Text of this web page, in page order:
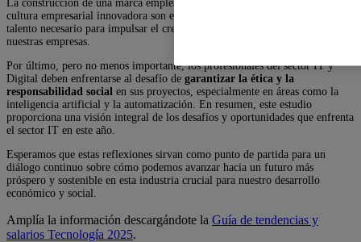
La construcción de una marca empleadora sólida y el fomento de una
cultura empresarial innovadora son elementos clave para atraer y retener el
talento necesario para impulsar el crecimiento y la competitividad de
nuestras empresas.
Por último, pero no menos importante, los profesionales del sector IT y
Digital deben enfrentarse al desafío de garantizar la ética y la
responsabilidad social en sus proyectos, especialmente en áreas como la
inteligencia artificial y la automatización. En resumen, este estudio
proporciona una visión integral de los desafíos y oportunidades que enfrenta
el sector IT en este año.
Esperamos que estas reflexiones sirvan como punto de partida para un
diálogo continuo sobre cómo podemos avanzar hacia un futuro más
próspero y sostenible en esta industria crucial para nuestro desarrollo
económico y social.
Amplía la información descargándote la Guía de tendencias y
salarios Tecnología 2025.